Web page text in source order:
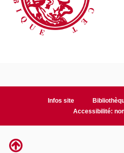
Infos site
Accessibilité: